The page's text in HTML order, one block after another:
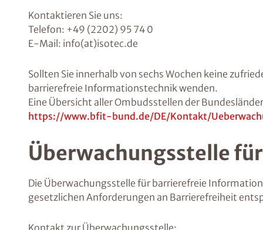
Kontaktieren Sie uns:
Telefon: +49 (2202) 95 74 0
E-Mail: info(at)isotec.de
Sollten Sie innerhalb von sechs Wochen keine
barrierefreie Informationstechnik wenden.
Eine Übersicht aller Ombudsstellen der
https://www.bfit-bund.de/DE/Kontakt/
Überwachungsstelle
Die Überwachungsstelle für barrierefreie
gesetzlichen Anforderungen an Barrierefreiheit
Kontakt zur Überwachungsstelle: